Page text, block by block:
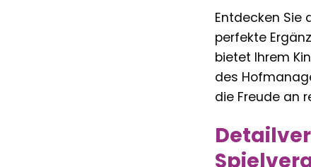
Entdecken Sie
perfekte
bietet Ihrem
des
die Freude an